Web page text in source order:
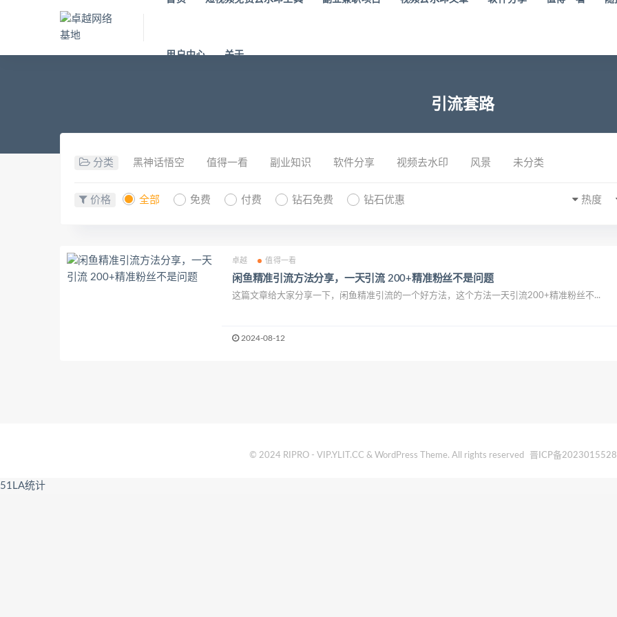
用户中心 关于
引流套路
分类 黑神话悟空 值得一看 副业知识 软件分享 视频去水印 风景 未分类
价格 全部 免费 付费 钻石免费 钻石优惠 热度
卓越 值得一看
闲鱼精准引流方法分享，一天引流 200+精准粉丝不是问题
这篇文章给大家分享一下，闲鱼精准引流的一个好方法，这个方法一天引流200+精准粉丝不...
2024-08-12
© 2024 RIPRO - VIP.YLIT.CC & WordPress Theme. All rights reserved 晋ICP备
51LA统计